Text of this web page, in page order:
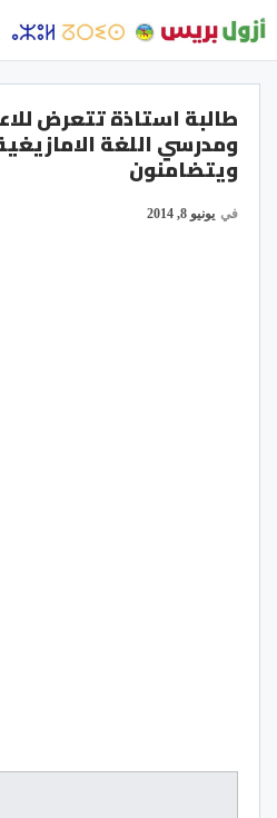
طالبة استاذة تتعرض
ومدرسي اللغة
ويتضامنون
في يونيو 8, 2014